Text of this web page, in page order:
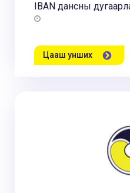
IBAN дансны
Цааш унших